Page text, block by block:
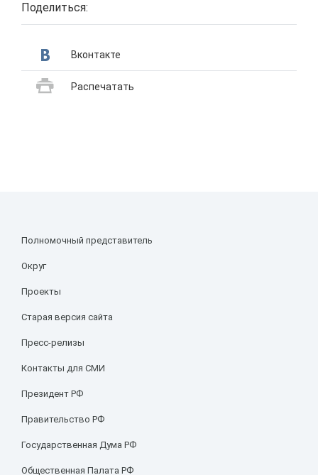
Поделиться:
Вконтакте
Распечатать
Полномочный представитель
Округ
Проекты
Старая версия сайта
Пресс-релизы
Контакты для СМИ
Президент РФ
Правительство РФ
Государственная Дума РФ
Общественная Палата РФ